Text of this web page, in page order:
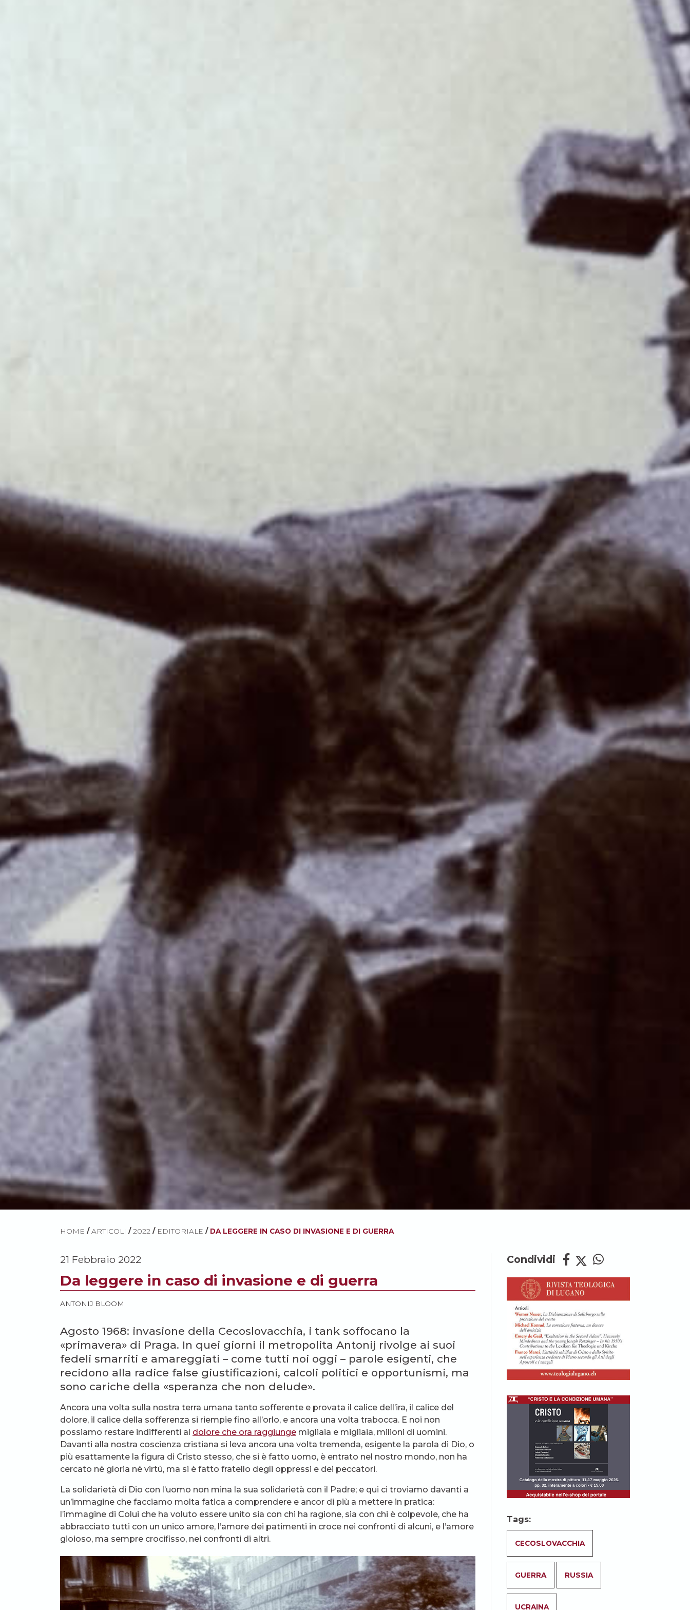
HOME / ARTICOLI / 2022 / EDITORIALE / DA LEGGERE IN CASO DI INVASIONE E DI GUERRA
21 Febbraio 2022
Da leggere in caso di invasione e di guerra
ANTONIJ BLOOM
Agosto 1968: invasione della Cecoslovacchia, i tank soffocano la
«primavera» di Praga. In quei giorni il metropolita Antonij rivolge ai suoi
fedeli smarriti e amareggiati – come tutti noi oggi – parole esigenti, che
recidono alla radice false giustificazioni, calcoli politici e opportunismi, ma
sono cariche della «speranza che non delude».
Ancora una volta sulla nostra terra umana tanto sofferente e provata il calice dell’ira, il calice del
dolore, il calice della sofferenza si riempie fino all’orlo, e ancora una volta trabocca. E noi non
possiamo restare indifferenti al dolore che ora raggiunge migliaia e migliaia, milioni di uomini.
Davanti alla nostra coscienza cristiana si leva ancora una volta tremenda, esigente la parola di Dio, o
più esattamente la figura di Cristo stesso, che si è fatto uomo, è entrato nel nostro mondo, non ha
cercato né gloria né virtù, ma si è fatto fratello degli oppressi e dei peccatori.
La solidarietà di Dio con l’uomo non mina la sua solidarietà con il Padre; e qui ci troviamo davanti a
un’immagine che facciamo molta fatica a comprendere e ancor di più a mettere in pratica:
l’immagine di Colui che ha voluto essere unito sia con chi ha ragione, sia con chi è colpevole, che ha
abbracciato tutti con un unico amore, l’amore dei patimenti in croce nei confronti di alcuni, e l’amore
gioioso, ma sempre crocifisso, nei confronti di altri.
Condividi
Tags:
CECOSLOVACCHIA
GUERRA RUSSIA
UCRAINA